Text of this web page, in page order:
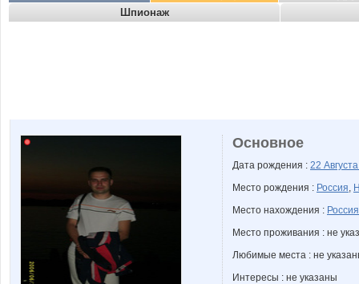
Шпионаж
Основное
Дата рождения : 22
Место рождения : Россия,
Место нахождения : Россия
Место проживания : не
Любимые места : не
Интересы : не указаны